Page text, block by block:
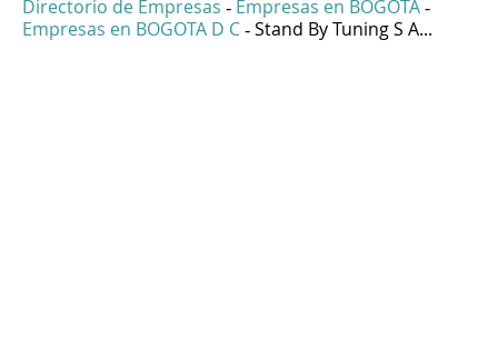
Directorio de Empresas - Empresas en BOGOTA -
Empresas en BOGOTA D C - Stand By Tuning S A...